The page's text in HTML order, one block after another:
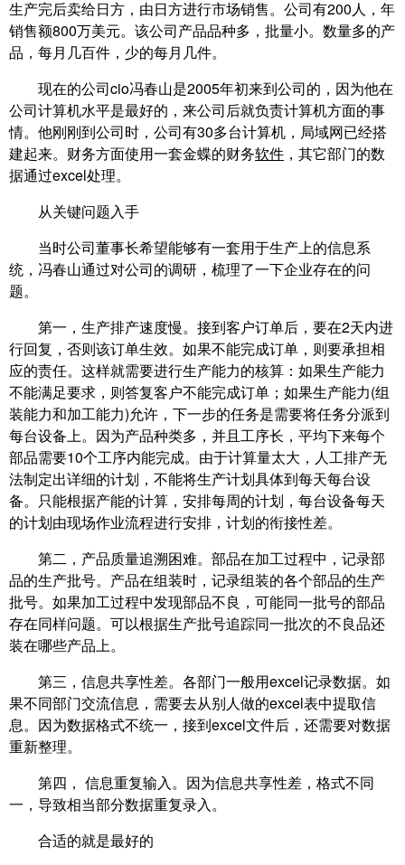
生产完后卖给日方，由日方进行市场销售。公司有200人，年
销售额800万美元。该公司产品品种多，批量小。数量多的产
品，每月几百件，少的每月几件。
现在的公司cio冯春山是2005年初来到公司的，因为他在
公司计算机水平是最好的，来公司后就负责计算机方面的事
情。他刚刚到公司时，公司有30多台计算机，局域网已经搭
建起来。财务方面使用一套金蝶的财务软件 ，其它部门的数
据通过excel处理。
从关键问题入手
当时公司董事长希望能够有一套用于生产上的信息系
统，冯春山通过对公司的调研，梳理了一下企业存在的问
题。
第一，生产排产速度慢。接到客户订单后，要在2天内进
行回复，否则该订单生效。如果不能完成订单，则要承担相
应的责任。这样就需要进行生产能力的核算：如果生产能力
不能满足要求，则答复客户不能完成订单；如果生产能力(组
装能力和加工能力)允许，下一步的任务是需要将任务分派到
每台设备上。因为产品种类多，并且工序长，平均下来每个
部品需要10个工序内能完成。由于计算量太大，人工排产无
法制定出详细的计划，不能将生产计划具体到每天每台设
备。只能根据产能的计算，安排每周的计划，每台设备每天
的计划由现场作业流程进行安排，计划的衔接性差。
第二，产品质量追溯困难。部品在加工过程中，记录部
品的生产批号。产品在组装时，记录组装的各个部品的生产
批号。如果加工过程中发现部品不良，可能同一批号的部品
存在同样问题。可以根据生产批号追踪同一批次的不良品还
装在哪些产品上。
第三，信息共享性差。各部门一般用excel记录数据。如
果不同部门交流信息，需要去从别人做的excel表中提取信
息。因为数据格式不统一，接到excel文件后，还需要对数据
重新整理。
第四， 信息重复输入。因为信息共享性差，格式不同
一，导致相当部分数据重复录入。
合适的就是最好的